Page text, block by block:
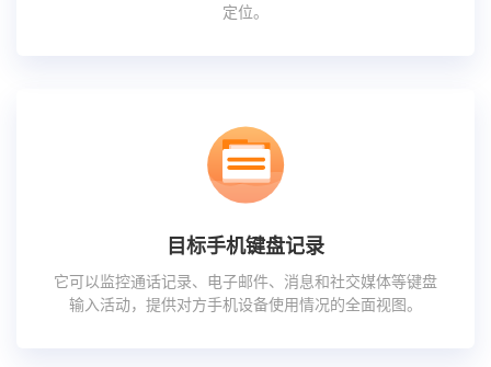
定位。
目标手机键盘记录
它可以监控通话记录、电子邮件、消息和社交媒体等键盘
输入活动，提供对方手机设备使用情况的全面视图。